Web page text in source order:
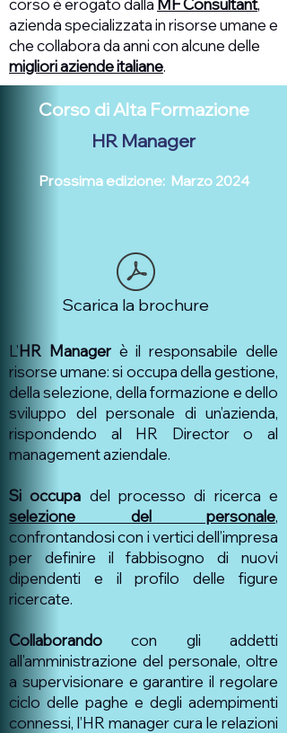
corso è erogato dalla MF Consultant,
azienda specializzata in risorse umane e
che collabora da anni con alcune delle
migliori aziende italiane.
Corso di AltaFormazione
HR Manager
Prossima edizione: Marzo 2024
Scarica la brochure
L’HR Managerè il responsabile delle
risorse umane: si occupa della gestione,
della selezione, della formazione e dello
sviluppo del personale di un’azienda,
rispondendo al HR Director o al
management aziendale.
Si occupa del processo di ricerca e
selezione del personale,
confrontandosi con i vertici dell’impresa
per definire il fabbisogno di nuovi
dipendenti e il profilo delle figure
ricercate.
Collaborando con gli addetti
all’amministrazione del personale, oltre
a supervisionare e garantire il regolare
ciclo delle paghe e degli adempimenti
connessi, l’HR manager cura le relazioni